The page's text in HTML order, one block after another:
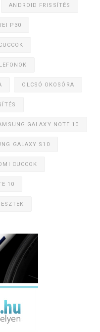
ANDROID FRISSÍTÉS
P30
OLCSÓ OKOSÓRA
GALAXY NOTE 10
GALAXY S10
CUCCOK
10